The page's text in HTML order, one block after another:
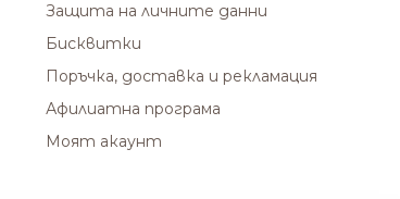
Защита на личните данни
Бисквитки
Поръчка, доставка и рекламация
Афилиатна програма
Моят акаунт